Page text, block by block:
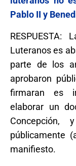
Pablo II y
RESPUESTA:
Luteranos es
parte de los
aprobaron
firmaran es
elaborar un
públicamente
manifiesto.